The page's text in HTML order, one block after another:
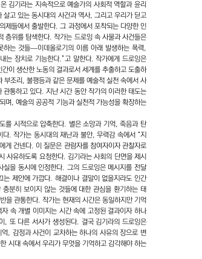
김기라는 지속적으로 예술가의 사회적 역할과 윤리
고 있는 동시대의 사건과 역사, 그리고 우리가 딛고
제들에서 출발한다. 그 과정에서 포착되는 다양한 인
층위를 탐색한다. 작가는 드로잉 속 사물과 사건들은
하는 것들—이데올로기의 이름 아래 발생하는 폭력,
장치로 기능한다.”고 말한다. 작가에게 드로잉은
이 생산한 노동의 결과로서 세계를 추출하고 도출하
조리, 불평등과 같은 문제를 예술적 실천 속에서 사
통하고 있다. 지난 시간 동안 작가의 이러한 태도는
며, 예술의 공공적 기능과 실천적 가능성을 확장하는
를 시적으로 압축한다. 별은 소망과 기억, 죽음과 탄
. 작가는 동시대의 재난과 불안, 무력감 속에서 “지
게 건넨다. 이 질문은 관람자를 참여자이자 관찰자로
사유하도록 요청한다. 김기라는 사회의 단면을 제시
을 동시에 인정한다. 그의 드로잉은 메시지를 전달
제안에 가깝다. 해결이나 결말이 없을지라도 인간
분히 보이지 않는 것들에 대한 관심을 환기하는 태
을 관통한다. 작가는 현재의 시간은 동일하지만 기억
속 개별 이미지는 시간 속에 고정된 결과이자 하나
, 또 다른 서사가 생성된다. 결국 김기라의 드로잉은
, 감정과 사건이 교차하는 하나의 사유의 장으로 변
시대 속에서 우리가 무엇을 기억하고 감각해야 하는